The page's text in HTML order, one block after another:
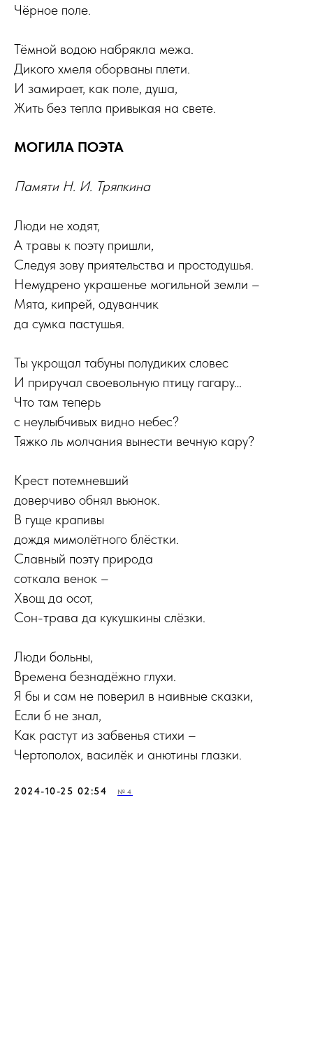
Чёрное поле.
Тёмной водою набрякла межа.
Дикого хмеля оборваны плети.
И замирает, как поле, душа,
Жить без тепла привыкая на свете.
МОГИЛА ПОЭТА
Памяти Н. И. Тряпкина
Люди не ходят,
А травы к поэту пришли,
Следуя зову приятельства и простодушья.
Немудрено украшенье могильной земли –
Мята, кипрей, одуванчик
да сумка пастушья.
Ты укрощал табуны полудиких словес
И приручал своевольную птицу гагару…
Что там теперь
с неулыбчивых видно небес?
Тяжко ль молчания вынести вечную кару?
Крест потемневший
доверчиво обнял вьюнок.
В гуще крапивы
дождя мимолётного блёстки.
Славный поэту природа
соткала венок –
Хвощ да осот,
Сон-трава да кукушкины слёзки.
Люди больны,
Времена безнадёжно глухи.
Я бы и сам не поверил в наивные сказки,
Если б не знал,
Как растут из забвенья стихи –
Чертополох, василёк и анютины глазки.
2024-10-25 02:54 №4